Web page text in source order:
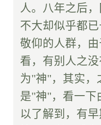
人。八年之后
不大却似乎都
敬仰的人群，
看，有别人之
为"神"，其实，
是"神"，看一下
以了解到，有